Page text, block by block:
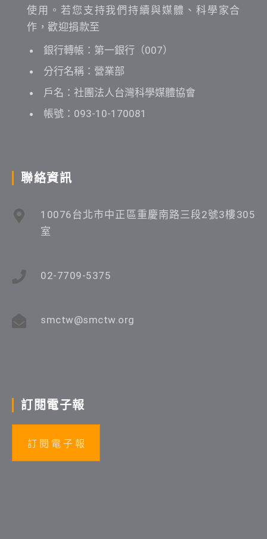
使用。若您支持我們持續與媒體、科學家合
作，歡迎捐款至
銀行轉帳：第一銀行（007）
分行名稱：營業部
戶名：社團法人台灣科學媒體協會
帳號：093-10-170081
聯絡資訊
10076台北市中正區重慶南路三段2號3樓305
室
02-7709-5375
smctw@smctw.org
訂閱電子報
訂 閱 電 子 報